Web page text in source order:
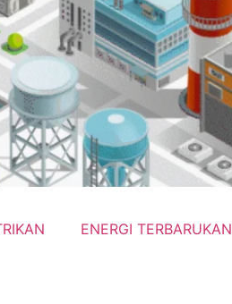
ENERGI TERBARUKAN